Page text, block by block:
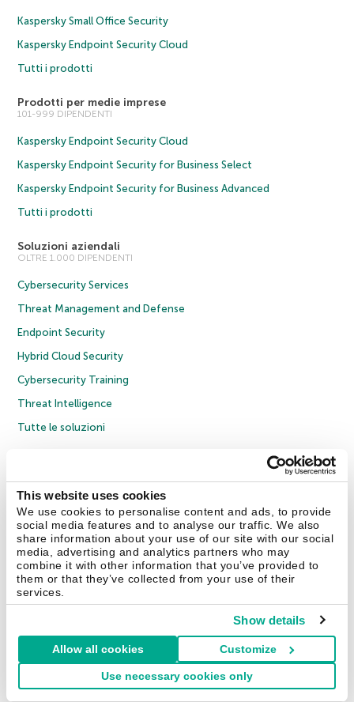
This website uses cookies
We use cookies to personalise content and ads, to provide
social media features and to analyse our traffic. We also
share information about your use of our site with our social
media, advertising and analytics partners who may
combine it with other information that you’ve provided to
them or that they’ve collected from your use of their
services.
Show details
Allow all cookies Customize
Use necessary cookies only
Kaspersky Small Office Security
Kaspersky Endpoint Security Cloud
Tutti i prodotti
Prodotti per medie imprese
101-999 DIPENDENTI
Kaspersky Endpoint Security Cloud
Kaspersky Endpoint Security for Business Select
Kaspersky Endpoint Security for Business Advanced
Tutti i prodotti
Soluzioni aziendali
OLTRE 1.000 DIPENDENTI
Cybersecurity Services
Threat Management and Defense
Endpoint Security
Hybrid Cloud Security
Cybersecurity Training
Threat Intelligence
Tutte le soluzioni
Informativa sulla privacy
Cookies
Contatti Chi siamo Partner Blog Centro risorse Comunicati stampa
Securelist Eugene Personal Blog Encyclopedia
Italia & Svizzera